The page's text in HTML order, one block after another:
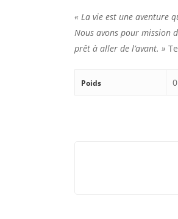
« La vie est une aventure
Nous avons pour mission
prêt à aller de l’avant. »
Poids